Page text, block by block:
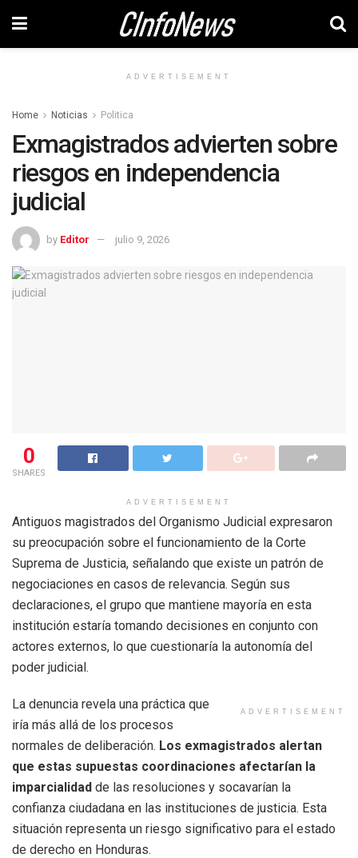
ADVERTISEMENT
Home Noticias Politica
Exmagistrados advierten sobre
riesgos en independencia
judicial
by Editor julio 9, 2026
0
SHARES
ADVERTISEMENT
Antiguos magistrados del Organismo Judicial expresaron
su preocupación sobre el funcionamiento de la Corte
Suprema de Justicia, señalando que existe un patrón de
negociaciones en casos de relevancia. Según sus
declaraciones, el grupo que mantiene mayoría en esta
institución estaría tomando decisiones en conjunto con
actores externos, lo que cuestionaría la autonomía del
poder judicial.
ADVERTISEMENT
La denuncia revela una práctica que
iría más allá de los procesos
normales de deliberación. Los exmagistrados alertan
que estas supuestas coordinaciones afectarían la
imparcialidad de las resoluciones y socavarían la
confianza ciudadana en las instituciones de justicia. Esta
situación representa un riesgo significativo para el estado
de derecho en Honduras.